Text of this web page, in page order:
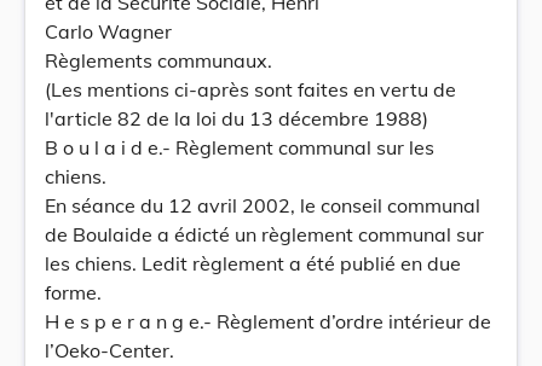
Carlo Wagner
Règlements communaux.
(Les mentions ci-après sont faites en vertu de
l'article 82 de la loi du 13 décembre 1988)
B o u l a i d e.- Règlement communal sur les
chiens.
En séance du 12 avril 2002, le conseil communal
de Boulaide a édicté un règlement communal sur
les chiens. Ledit règlement a été publié en due
forme.
H e s p e r a n g e.- Règlement d’ordre intérieur de
l’Oeko-Center.